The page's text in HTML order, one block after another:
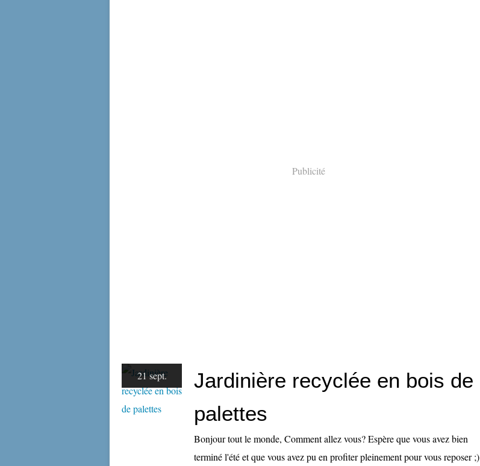
Publicité
21 sept.
Jardinière recyclée en bois de
palettes
Bonjour tout le monde, Comment allez vous? Espère que vous avez bien
terminé l'été et que vous avez pu en profiter pleinement pour vous reposer ;)